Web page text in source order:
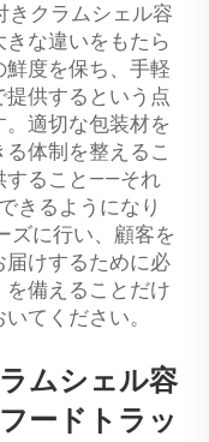
きクラムシェル容
な違いをもたら
鮮度を保ち、手軽
供するという点
適切な包装材を
体制を整えるこ
すること——それ
きるようになり
ズに行い、顧客を
けするために必
備えることだけ
てください。
ムシェル容
ードトラッ